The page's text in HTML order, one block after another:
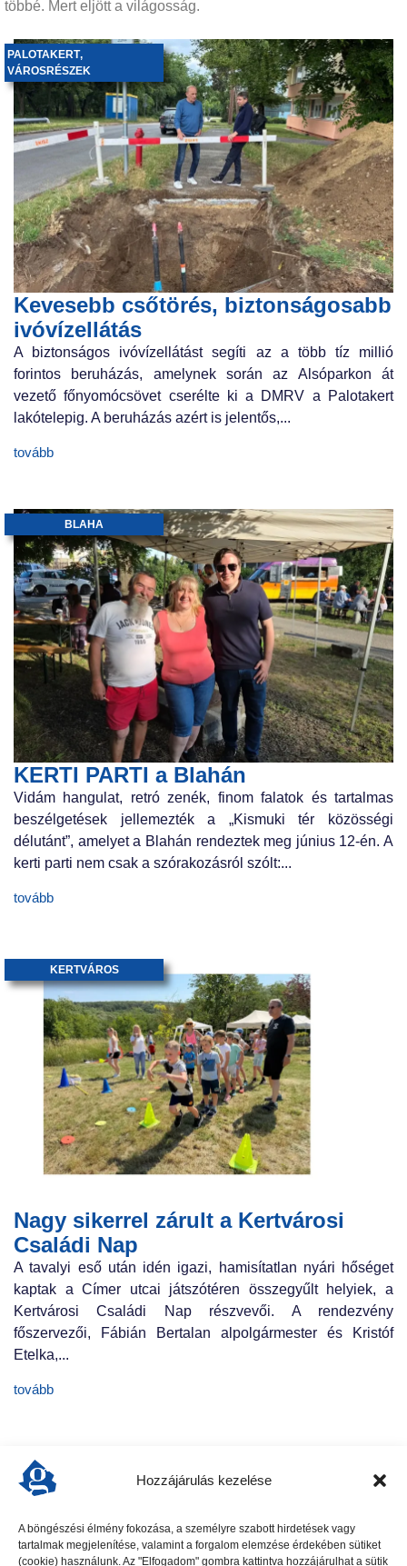
Hozzájárulás kezelése
A böngészési élmény fokozása, a személyre szabott hirdetések vagy
tartalmak megjelenítése, valamint a forgalom elemzése érdekében sütiket
(cookie) használunk. Az "Elfogadom" gombra kattintva hozzájárulhat a sütik
többé. Mert eljött a világosság.
Kevesebb csőtörés, biztonságosabb
ivóvízellátás
PALOTAKERT,
VÁROSRÉSZEK
A biztonságos ivóvízellátást segíti az a több tíz millió
forintos beruházás, amelynek során az Alsóparkon át
vezető főnyomócsövet cserélte ki a DMRV a Palotakert
lakótelepig. A beruházás azért is jelentős,...
tovább
KERTI PARTI a Blahán
BLAHA
Vidám hangulat, retró zenék, finom falatok és tartalmas
beszélgetések jellemezték a „Kismuki tér közösségi
délutánt”, amelyet a Blahán rendeztek meg június 12-én. A
kerti parti nem csak a szórakozásról szólt:...
tovább
Nagy sikerrel zárult a Kertvárosi
Családi Nap
KERTVÁROS
A tavalyi eső után idén igazi, hamisítatlan nyári hőséget
kaptak a Címer utcai játszótéren összegyűlt helyiek, a
Kertvárosi Családi Nap részvevői. A rendezvény
főszervezői, Fábián Bertalan alpolgármester és Kristóf
Etelka,...
tovább
előző cikk következő cikk